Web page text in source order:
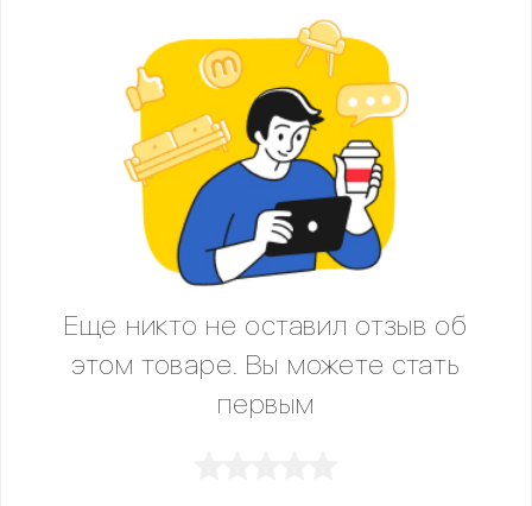
Еще никто не оставил отзыв об
этом товаре. Вы можете стать
первым